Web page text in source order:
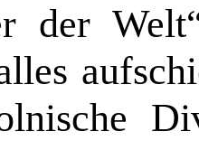
der